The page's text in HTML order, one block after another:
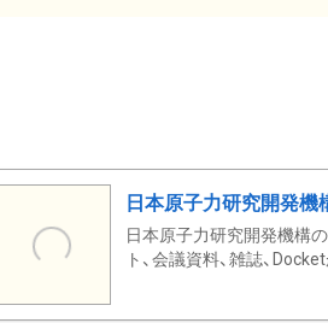
日本原子力研究開発機
日本原子力研究開発機構
ト、会議資料、雑誌、